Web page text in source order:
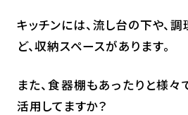
キッチンには、流し台の下や、
ど、収納スペースがあります。
また、食器棚もあったりと様々
活用してますか？